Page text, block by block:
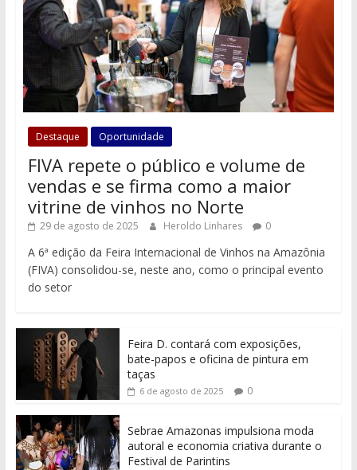
Destaque Oportunidade
FIVA repete o público e volume de
vendas e se firma como a maior
vitrine de vinhos no Norte
29 de agosto de 2025 Heroldo Linhares 0
A 6ª edição da Feira Internacional de Vinhos na Amazônia
(FIVA) consolidou-se, neste ano, como o principal evento
do setor
Feira D. contará com exposições,
bate-papos e oficina de pintura em
taças
6 de agosto de 2025 0
Sebrae Amazonas impulsiona moda
autoral e economia criativa durante o
Festival de Parintins